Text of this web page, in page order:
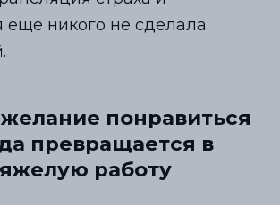
никого не сделала
понравиться
превращается в
работу